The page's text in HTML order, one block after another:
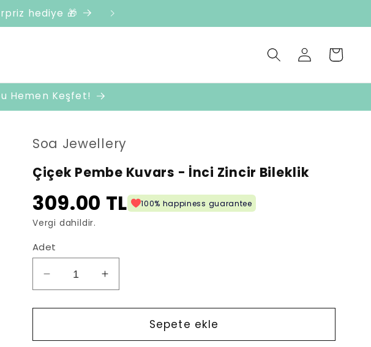
hediye 🎁
Oturum
Sepet
Hemen Keşfet!
Soa Jewellery
Çiçek Pembe Kuvars - İnci Zincir Bileklik
309.00 TL 100% happiness guarantee
Vergi dahildir.
Adet
Çiçek
Pembe
Kuvars
İnci
Çiçek
Pembe
Kuvars
İnci
Sepete ekle